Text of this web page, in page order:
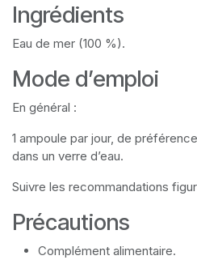
Ingrédients
Eau de mer (100 %).
Mode d’emploi
En général :
1 ampoule par jour, de
dans un verre d’eau.
Suivre les recommandations
Précautions
Complément alimentaire.